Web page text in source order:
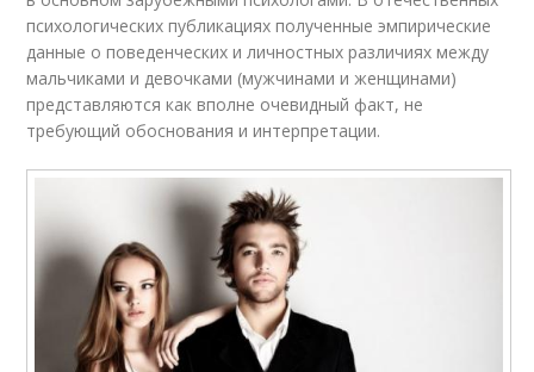
психологических публикациях полученные эмпирические
данные о поведенческих и личностных различиях между
мальчиками и девочками (мужчинами и женщинами)
представляются как вполне очевидный факт, не
требующий обоснования и интерпретации.